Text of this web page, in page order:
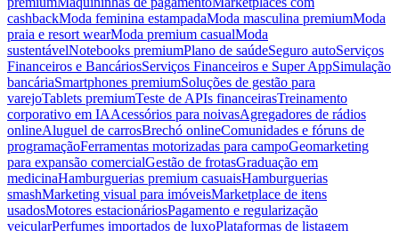
cashbackModa feminina estampadaModa masculina premiumModa
praia e resort wearModa premium casualModa
sustentávelNotebooks premiumPlano de saúdeSeguro autoServiços
Financeiros e BancáriosServiços Financeiros e Super AppSimulação
bancáriaSmartphones premiumSoluções de gestão para
varejoTablets premiumTeste de APIs financeirasTreinamento
corporativo em IAAcessórios para noivasAgregadores de rádios
onlineAluguel de carrosBrechó onlineComunidades e fóruns de
programaçãoFerramentas motorizadas para campoGeomarketing
para expansão comercialGestão de frotasGraduação em
medicinaHamburguerias premium casuaisHamburguerias
smashMarketing visual para imóveisMarketplace de itens
usadosMotores estacionáriosPagamento e regularização
veicularPerfumes importados de luxoPlataformas de listagem